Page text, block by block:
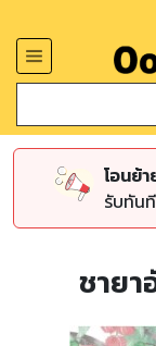
โอนย้
รับทัน
ชาย